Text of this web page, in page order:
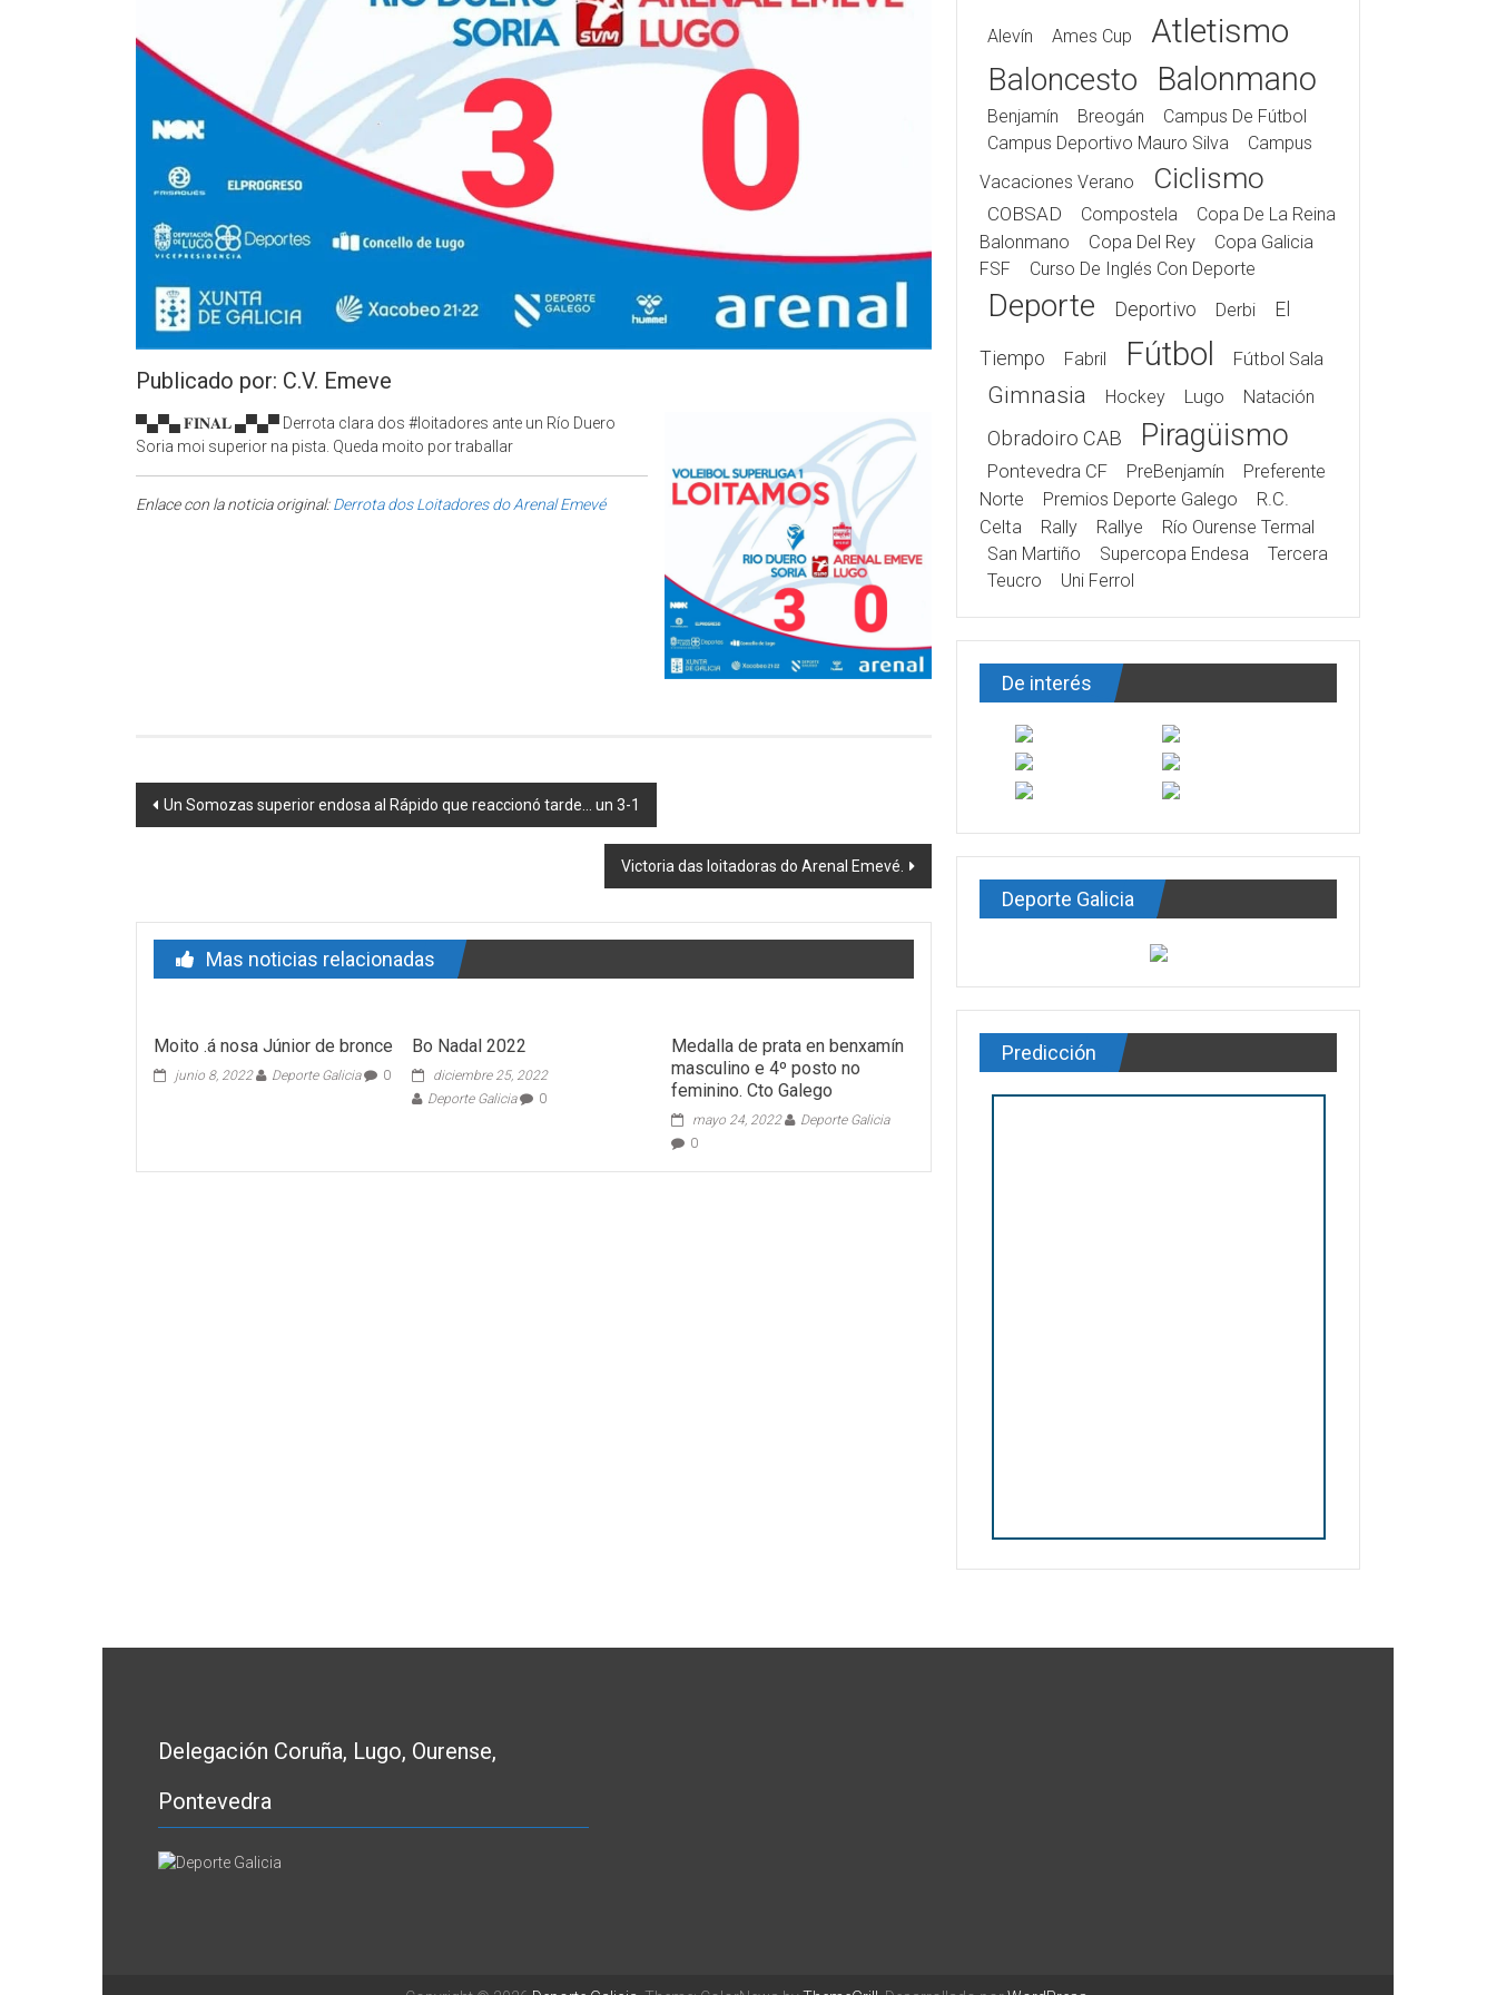
Publicado por: C.V. Emeve
▀▄▀▄ 𝐅𝐈𝐍𝐀𝐋 ▄▀▄▀ Derrota clara dos #loitadores ante un Río Duero
Soria moi superior na pista. Queda moito por traballar
Enlace con la noticia original:Derrota dos Loitadores do Arenal Emevé
Post navigation
Un Somozas superior endosa al Rápido que reaccionó tarde… un 3-1
Victoria das loitadoras do Arenal Emevé.
Mas noticias relacionadas
Moito .á nosa Júnior de bronce
junio 8, 2022 Deporte Galicia 0
Bo Nadal 2022
diciembre 25, 2022
Deporte Galicia
0
Medalla de prata en benxamín
masculino e 4º posto no
feminino. Cto Galego
mayo 24, 2022
Deporte Galicia
0
Alevín Ames Cup Atletismo
Baloncesto Balonmano
Benjamín Breogán
Campus De Fútbol
Campus Deportivo Mauro Silva
Campus
Vacaciones Verano
Ciclismo
COBSAD Compostela
Copa De La Reina
Balonmano
Copa Del Rey
Copa Galicia
FSF
Curso De Inglés Con Deporte
Deporte Deportivo Derbi El
Tiempo Fabril Fútbol Fútbol Sala
Gimnasia Hockey Lugo Natación
Obradoiro CAB Piragüismo
Pontevedra CF PreBenjamín
Preferente
Norte
Premios Deporte Galego
R.C.
Celta
Rally Rallye
Río Ourense Termal
San Martiño
Supercopa Endesa
Tercera
Teucro
Uni Ferrol
De interés
Deporte Galicia
Predicción
Delegación Coruña, Lugo, Ourense,
Pontevedra